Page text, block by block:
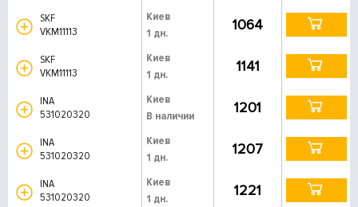
SKF
VKM11113
Киев
1 дн.
1064
SKF
VKM11113
Киев
1 дн.
1141
INA
531020320
Киев
В наличии
1201
INA
531020320
Киев
1 дн.
1207
INA
531020320
Киев
1 дн.
1221